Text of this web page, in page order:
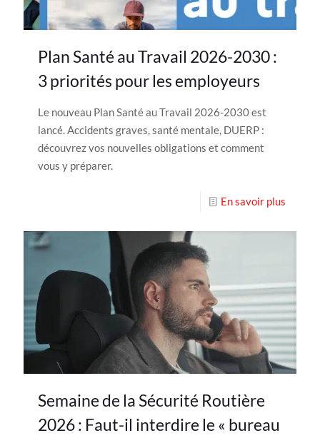
Plan Santé au Travail 2026-2030 :
3 priorités pour les employeurs
Le nouveau Plan Santé au Travail 2026-2030 est
lancé. Accidents graves, santé mentale, DUERP :
découvrez vos nouvelles obligations et comment
vous y préparer.
En savoir plus
Semaine de la Sécurité Routière
2026 : Faut-il interdire le « bureau